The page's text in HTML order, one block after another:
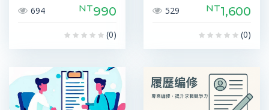
694 NT990
(0)
529 NT1,600
(0)